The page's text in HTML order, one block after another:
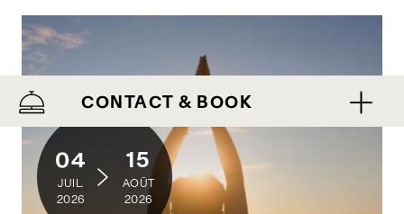
CONTACT & BOOK
04
JUIL.
2026
15
AOÛT
2026